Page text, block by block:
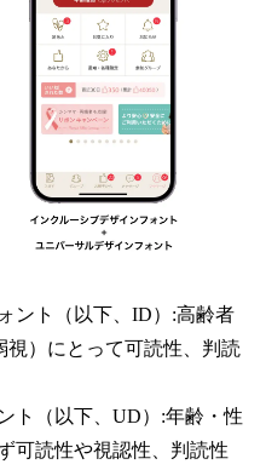
ント（以下、ID）:高齢者
）にとって可読性、判読
ト（以下、UD）:年齢・性
可読性や視認性、判読性